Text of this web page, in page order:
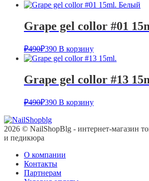
Grape gel collor #01
₽490₽390 В корзину
Grape gel collor #13
₽490₽390 В корзину
2026 © NailShopBlg - интернет-магазин
и педикюра
О компании
Контакты
Партнерам